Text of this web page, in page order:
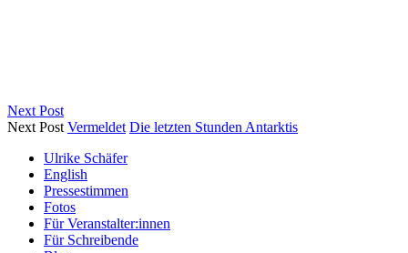
Next Post
Next Post Vermeldet Die letzten Stunden Antarktis
Ulrike Schäfer
English
Pressestimmen
Fotos
Für Veranstalter:innen
Für Schreibende